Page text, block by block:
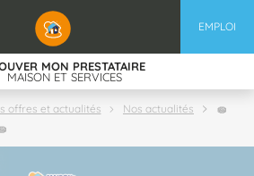
EMPLOI
MON PRESTATAIRE
MAISON ET SERVICES
offres et actualités Nos actualités
🧽